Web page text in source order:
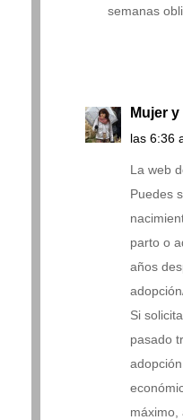
semanas
Mujer
las 6:36
La web
Puedes
parto o
años
Si
pasado
máximo,